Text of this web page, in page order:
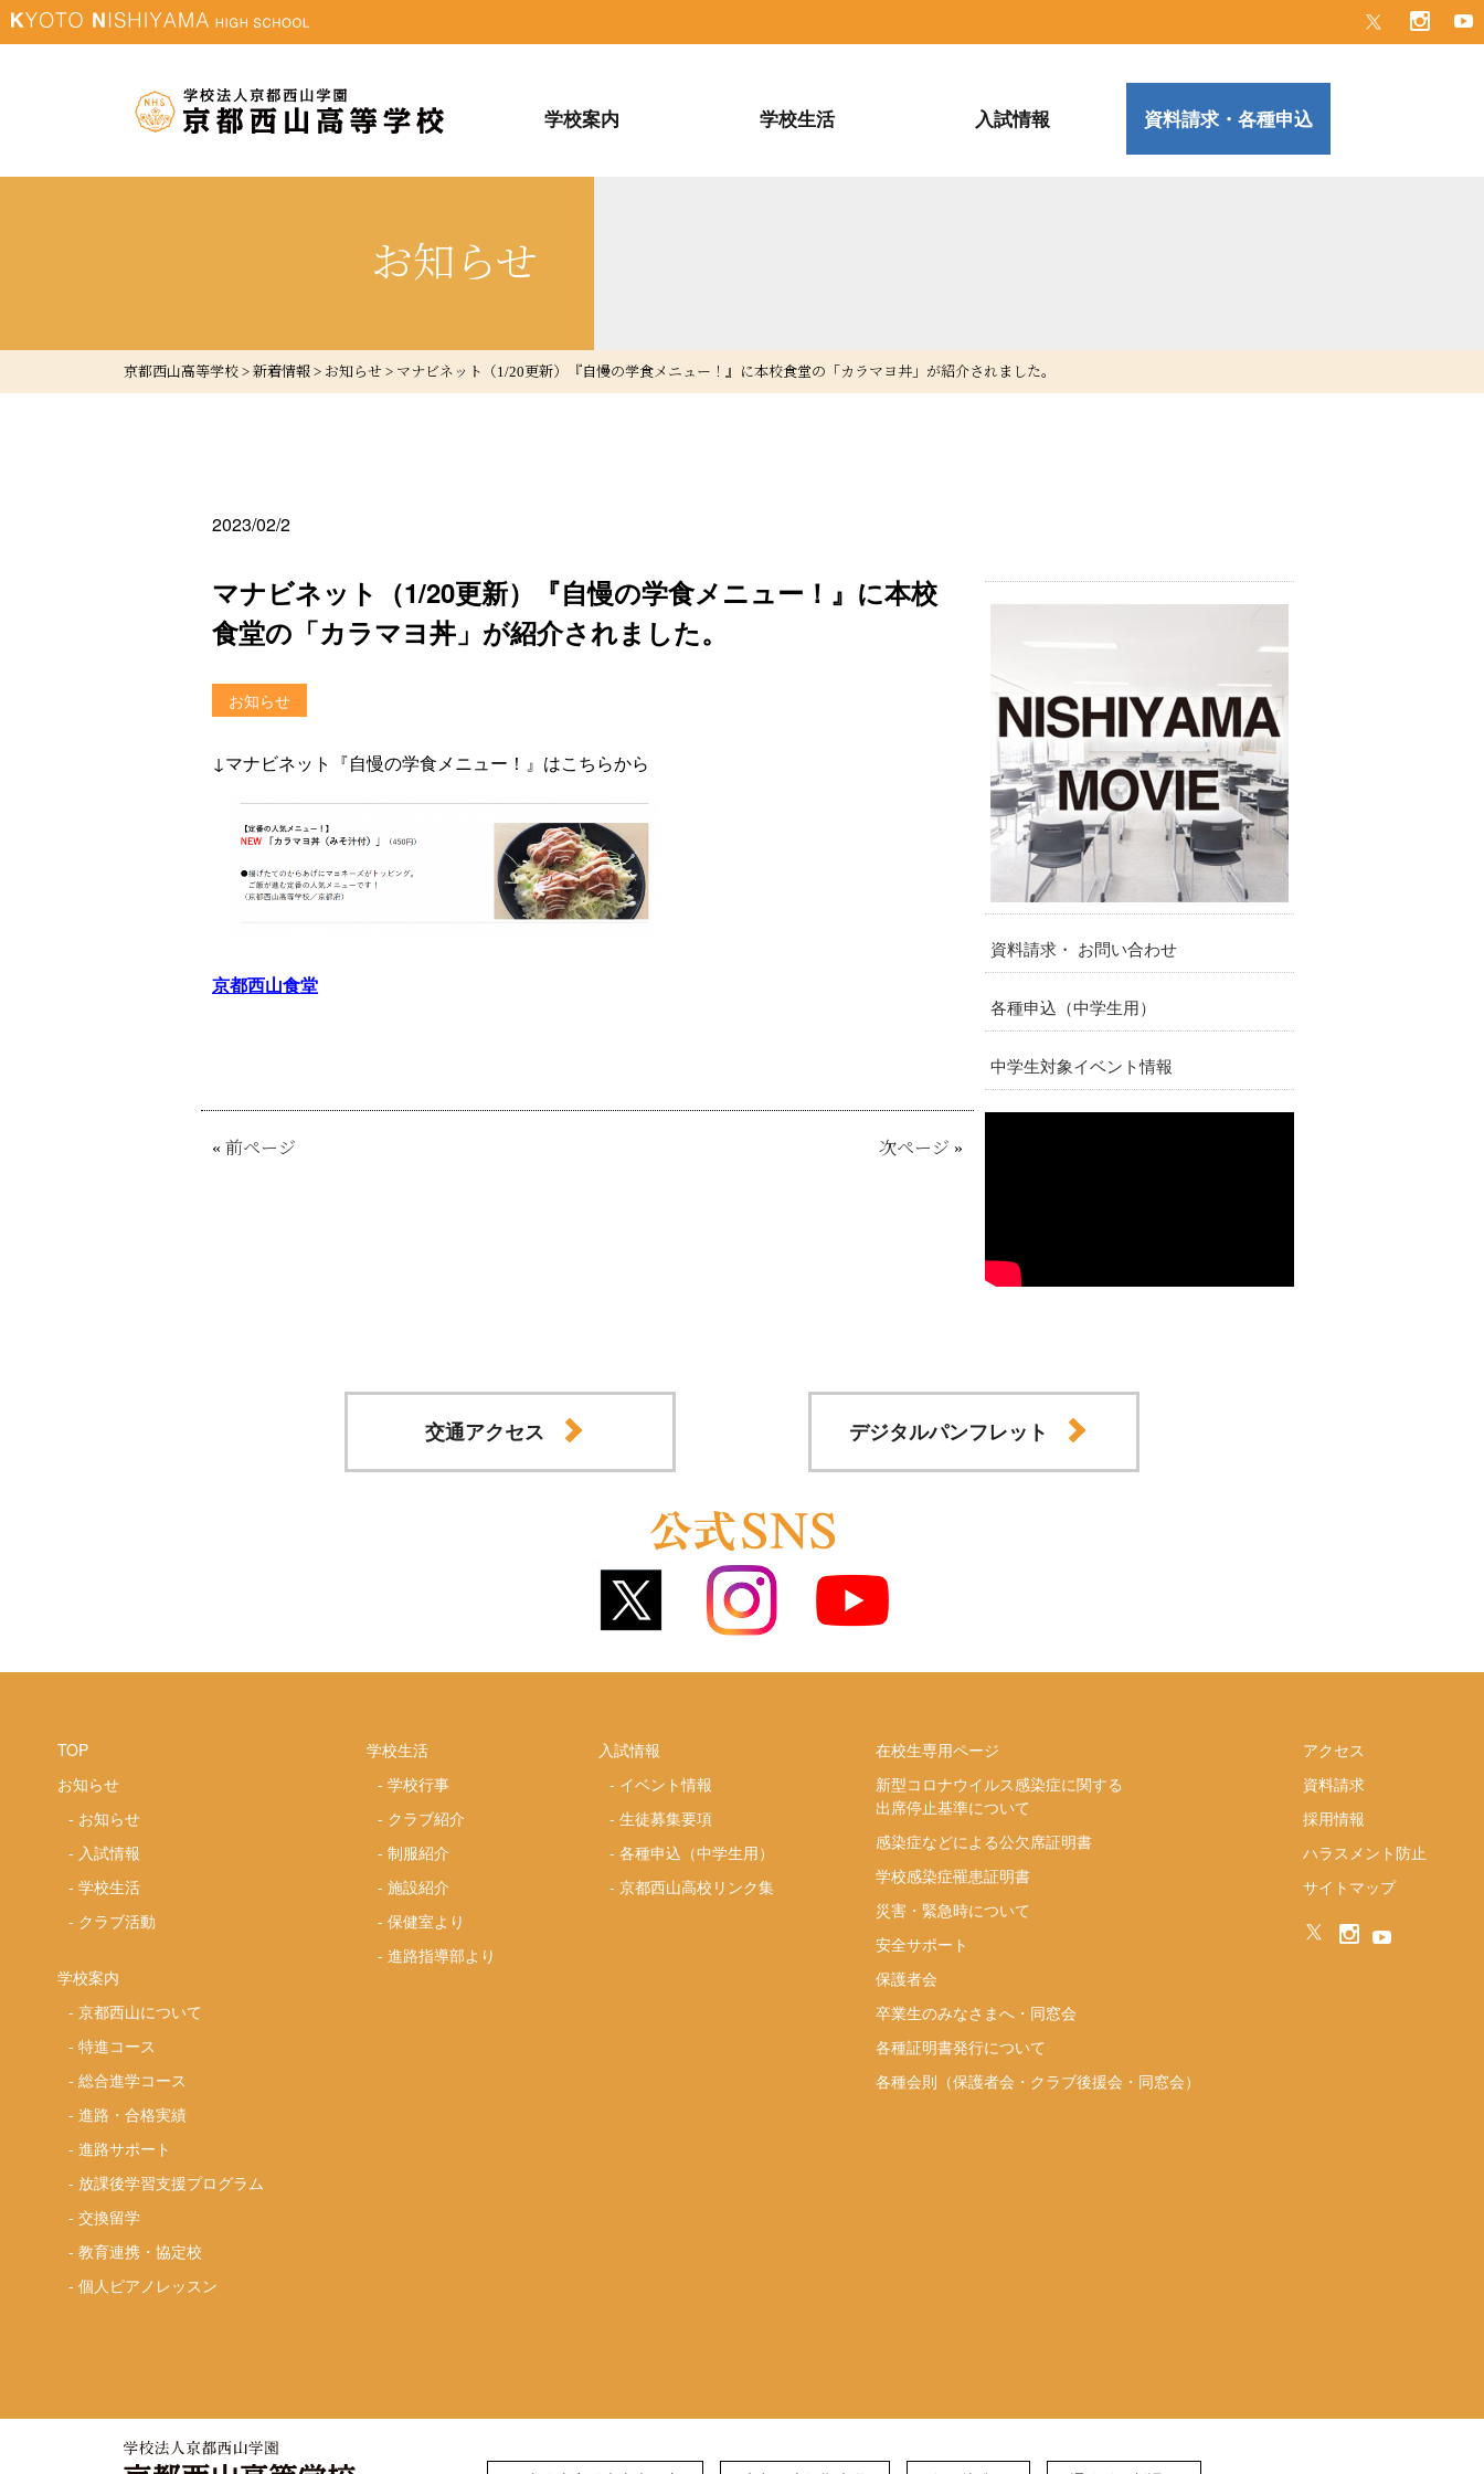
学校案内 学校生活 入試情報 資料請求・各種申込
お知らせ
京都西山高等学校 > 新着情報 > お知らせ > マナビネット（1/20更新）『自慢の学食メニュー！』に本校食堂の「カラマヨ丼」が紹介されました。
2023/02/2
マナビネット（1/20更新）『自慢の学食メニュー！』に本校
食堂の「カラマヨ丼」が紹介されました。
お知らせ
↓マナビネット『自慢の学食メニュー！』はこちらから
京都西山食堂
« 前ページ 次ページ »
資料請求・ お問い合わせ
各種申込（中学生用）
中学生対象イベント情報
交通アクセス デジタルパンフレット
TOP
お知らせ
- お知らせ
- 入試情報
- 学校生活
- クラブ活動
学校案内
- 京都西山について
- 特進コース
- 総合進学コース
- 進路・合格実績
- 進路サポート
- 放課後学習支援プログラム
- 交換留学
- 教育連携・協定校
- 個人ピアノレッスン
学校生活
- 学校行事
- クラブ紹介
- 制服紹介
- 施設紹介
- 保健室より
- 進路指導部より
入試情報
- イベント情報
- 生徒募集要項
- 各種申込（中学生用）
- 京都西山高校リンク集
在校生専用ページ
新型コロナウイルス感染症に関する
出席停止基準について
感染症などによる公欠席証明書
学校感染症罹患証明書
災害・緊急時について
安全サポート
保護者会
卒業生のみなさまへ・同窓会
各種証明書発行について
各種会則（保護者会・クラブ後援会・同窓会）
アクセス
資料請求
採用情報
ハラスメント防止
サイトマップ